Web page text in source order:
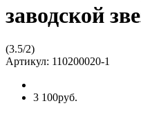
заводской
(3.5/2)
Артикул: 110200020-1
3 100руб.